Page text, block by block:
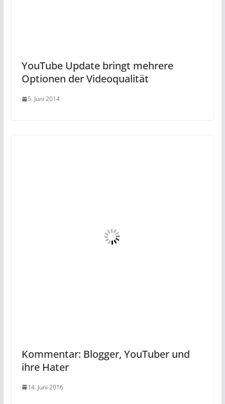
YouTube Update bringt mehrere
Optionen der Videoqualität
5. Juni 2014
Kommentar: Blogger, YouTuber und
ihre Hater
14. Juni 2016